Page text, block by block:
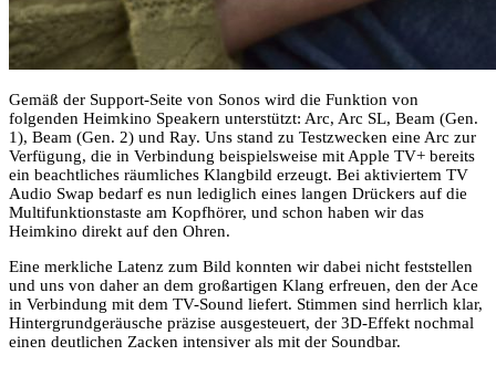
Gemäß der Support-Seite von Sonos wird die Funktion von
folgenden Heimkino Speakern unterstützt: Arc, Arc SL, Beam (Gen.
1), Beam (Gen. 2) und Ray. Uns stand zu Testzwecken eine Arc zur
Verfügung, die in Verbindung beispielsweise mit Apple TV+ bereits
ein beachtliches räumliches Klangbild erzeugt. Bei aktiviertem TV
Audio Swap bedarf es nun lediglich eines langen Drückers auf die
Multifunktionstaste am Kopfhörer, und schon haben wir das
Heimkino direkt auf den Ohren.
Eine merkliche Latenz zum Bild konnten wir dabei nicht feststellen
und uns von daher an dem großartigen Klang erfreuen, den der Ace
in Verbindung mit dem TV-Sound liefert. Stimmen sind herrlich klar,
Hintergrundgeräusche präzise ausgesteuert, der 3D-Effekt nochmal
einen deutlichen Zacken intensiver als mit der Soundbar.